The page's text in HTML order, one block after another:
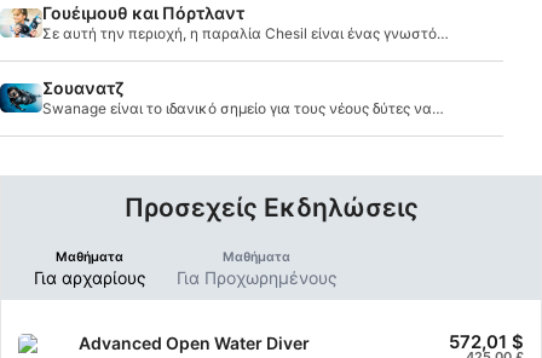
Γουέιμουθ και Πόρτλαντ
Σε αυτή την περιοχή, η παραλία Chesil είναι ένας γνωστός
άνθρωποι σε αυτόν τον τομέα έρχονται να μάθουν.
Σουανατζ
Swanage είναι το ιδανικό σημείο για τους νέους δύτες να
Αγγλίας.
Προσεχείς Εκδηλώσεις
Μαθήματα
Για αρχαρίους
Μαθήματα
Για Προχωρημένους
Advanced Open Water Diver 572,01 $